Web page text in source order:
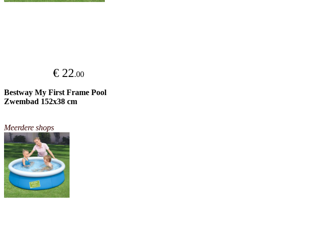
€ 22.00
Bestway My First Frame Pool
Zwembad 152x38 cm
Meerdere shops